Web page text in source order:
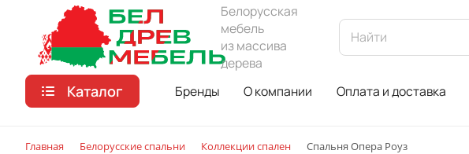
Белорусская
мебель
из массива
дерева
Каталог Бренды О компании Оплата и доставка
Главная Белорусские спальни Коллекции спален Спальня Опера Роуз